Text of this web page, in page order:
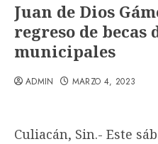
Juan de Dios
regreso de becas
municipales
ADMIN MARZO 4, 2023
Culiacán, Sin.- Este